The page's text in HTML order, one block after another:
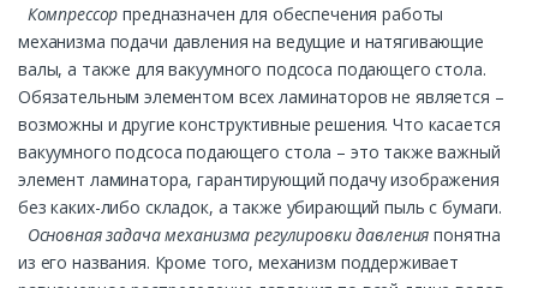
Компрессор предназначен для обеспечения работы
механизма подачи давления на ведущие и натягивающие
валы, а также для вакуумного подсоса подающего стола.
Обязательным элементом всех ламинаторов не является –
возможны и другие конструктивные решения. Что касается
вакуумного подсоса подающего стола – это также важный
элемент ламинатора, гарантирующий подачу изображения
без каких-либо складок, а также убирающий пыль с бумаги.
Основная задача механизма регулировки давления понятна
из его названия. Кроме того, механизм поддерживает